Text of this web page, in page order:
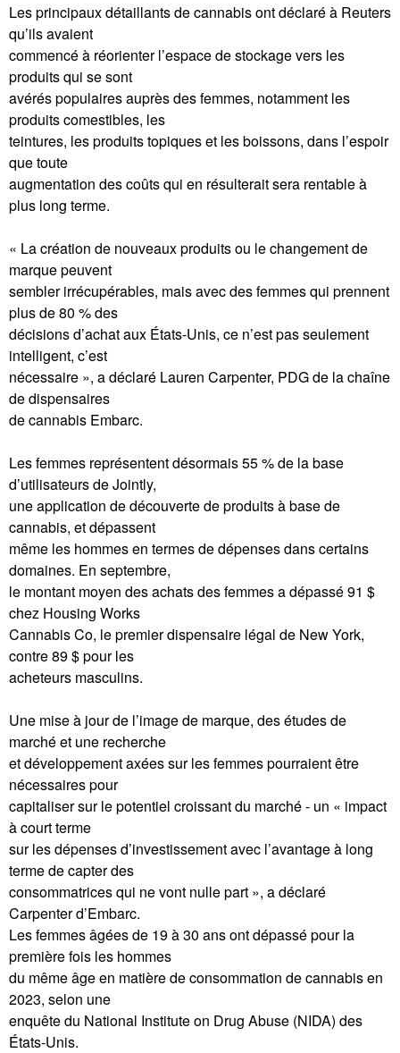
Les principaux détaillants de cannabis ont déclaré à Reuters
qu’ils avaient
commencé à réorienter l’espace de stockage vers les
produits qui se sont
avérés populaires auprès des femmes, notamment les
produits comestibles, les
teintures, les produits topiques et les boissons, dans l’espoir
que toute
augmentation des coûts qui en résulterait sera rentable à
plus long terme.
« La création de nouveaux produits ou le changement de
marque peuvent
sembler irrécupérables, mais avec des femmes qui prennent
plus de 80 % des
décisions d’achat aux États-Unis, ce n’est pas seulement
intelligent, c’est
nécessaire », a déclaré Lauren Carpenter, PDG de la chaîne
de dispensaires
de cannabis Embarc.
Les femmes représentent désormais 55 % de la base
d’utilisateurs de Jointly,
une application de découverte de produits à base de
cannabis, et dépassent
même les hommes en termes de dépenses dans certains
domaines. En septembre,
le montant moyen des achats des femmes a dépassé 91 $
chez Housing Works
Cannabis Co, le premier dispensaire légal de New York,
contre 89 $ pour les
acheteurs masculins.
Une mise à jour de l’image de marque, des études de
marché et une recherche
et développement axées sur les femmes pourraient être
nécessaires pour
capitaliser sur le potentiel croissant du marché - un « impact
à court terme
sur les dépenses d’investissement avec l’avantage à long
terme de capter des
consommatrices qui ne vont nulle part », a déclaré
Carpenter d’Embarc.
Les femmes âgées de 19 à 30 ans ont dépassé pour la
première fois les hommes
du même âge en matière de consommation de cannabis en
2023, selon une
enquête du National Institute on Drug Abuse (NIDA) des
États-Unis.